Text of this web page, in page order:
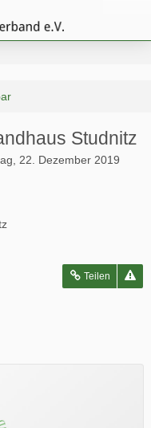
Studnitz
22. Dezember 2019
Teilen